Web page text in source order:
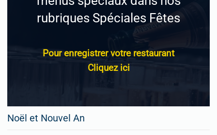
rubriques Spéciales Fêtes
Pour enregistrer votre restaurant
Cliquez ici
Noël et Nouvel An